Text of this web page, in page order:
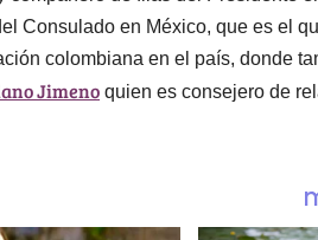
Consulado en México, que es el
colombiana en el país, donde
Jimeno quien es consejero de